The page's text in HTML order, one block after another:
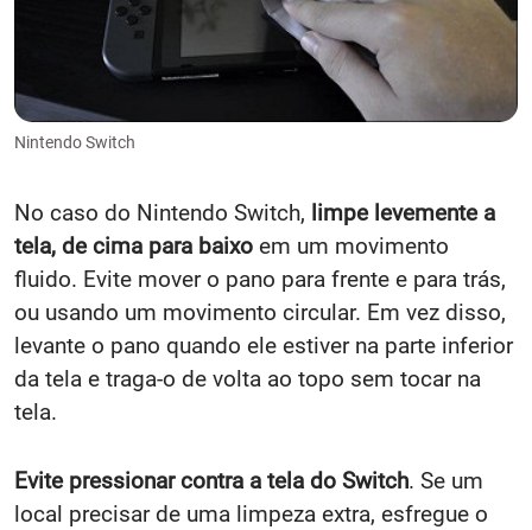
Nintendo Switch
No caso do Nintendo Switch, limpe levemente a
tela, de cima para baixo em um movimento
fluido. Evite mover o pano para frente e para trás,
ou usando um movimento circular. Em vez disso,
levante o pano quando ele estiver na parte inferior
da tela e traga-o de volta ao topo sem tocar na
tela.
Evite pressionar contra a tela do Switch. Se um
local precisar de uma limpeza extra, esfregue o